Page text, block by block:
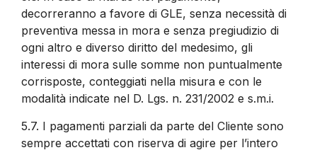
decorreranno a favore di GLE, senza necessità di
preventiva messa in mora e senza pregiudizio di
ogni altro e diverso diritto del medesimo, gli
interessi di mora sulle somme non puntualmente
corrisposte, conteggiati nella misura e con le
modalità indicate nel D. Lgs. n. 231/2002 e s.m.i.
5.7. I pagamenti parziali da parte del Cliente sono
sempre accettati con riserva di agire per l’intero